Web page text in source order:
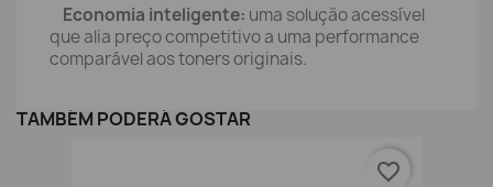
Economia inteligente: uma solução acessível
que alia preço competitivo a uma performance
comparável aos toners originais.
TAMBÉM PODERÁ GOSTAR
favorite_border